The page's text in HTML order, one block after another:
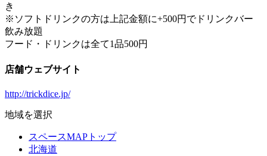
き
※ソフトドリンクの方は上記金額に+500円でドリンクバー
飲み放題
フード・ドリンクは全て1品500円
店舗ウェブサイト
http://trickdice.jp/
地域を選択
スペースMAPトップ
北海道